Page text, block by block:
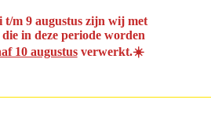
t/m 9 augustus zijn wij met
in deze periode worden
10 augustusverwerkt.☀️